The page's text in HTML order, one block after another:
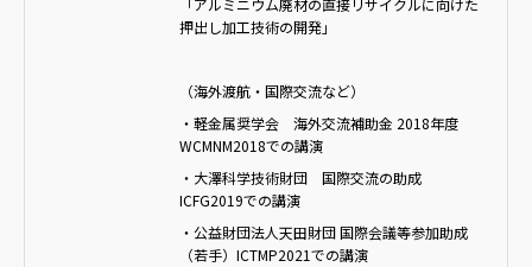
「アルミニウム廃材の直接リサイクルに向けた
押出し加工技術の開発」
（海外渡航・国際交流など）
・軽金属奨学会 海外交流補助金 2018年度
WCMNM2018での講演
・大澤科学技術財団 国際交流の助成
ICFG2019での講演
・公益財団法人天田財団 国際会議等参加助成
（若手）ICTMP2021での講演